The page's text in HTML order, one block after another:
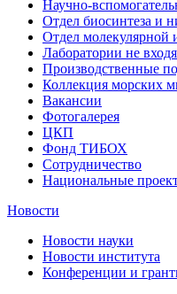
Научно-
Отдел биосинтеза и
Отдел молекулярной
Лаборатории не
Производственные
Коллекция морских
Вакансии
Фотогалерея
ЦКП
Фонд ТИБОХ
Сотрудничество
Национальные
Новости
Новости науки
Новости института
Конференции и